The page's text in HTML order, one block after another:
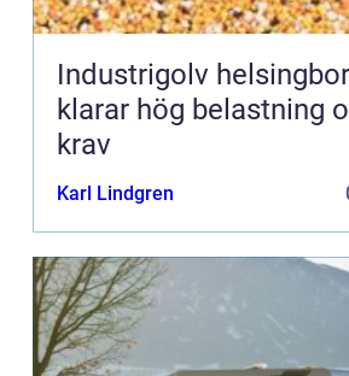
Industrigolv
klarar hög belastning
krav
Karl Lindgren